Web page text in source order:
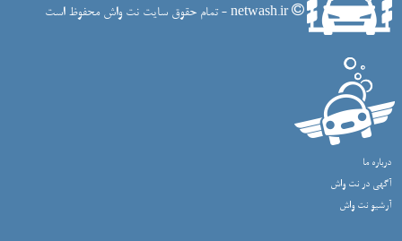
netwash.ir - تمام حقوق سایت نت واش محفوظ است
درباره ما
آگهی در نت واش
آرشیو نت واش